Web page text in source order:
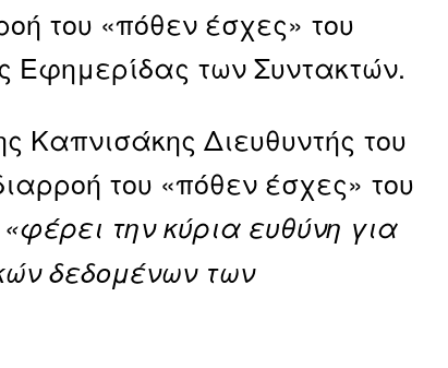
του «πόθεν έσχες» του
Εφημερίδας των Συντακτών.
Καπνισάκης Διευθυντής του
του «πόθεν έσχες» του
«φέρει την κύρια ευθύνη για
δεδομένων των